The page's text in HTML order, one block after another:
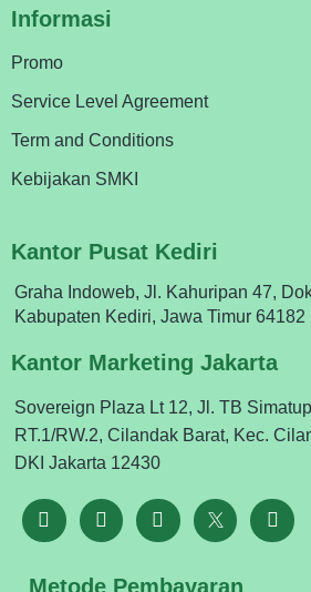
Informasi
Promo
Service Level Agreement
Term and Conditions
Kebijakan SMKI
Kantor Pusat Kediri
Graha Indoweb, Jl. Kahuripan 47,
Kabupaten Kediri, Jawa Timur 64182
Kantor Marketing Jakarta
Sovereign Plaza Lt 12, Jl. TB
RT.1/RW.2, Cilandak Barat, Kec.
DKI Jakarta 12430
Metode Pembayaran